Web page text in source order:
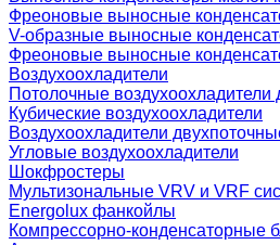
Фреоновые выносные
V-образные выносные
Фреоновые выносные
Воздухоохладители
Потолочные
Кубические воздухоохладители
Воздухоохладители
Угловые воздухоохладители
Шокфростеры
Мультизональные VRV и VRF
Energolux фанкойлы
Компрессорно-конденсаторные